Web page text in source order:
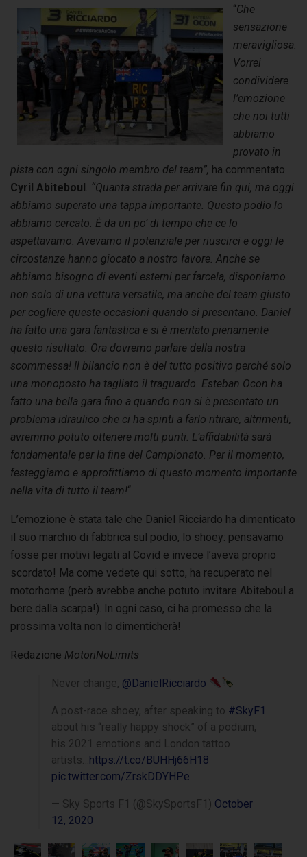
“Che
sensazione
meravigliosa.
Vorrei
condividere
l’emozione
che noi tutti
abbiamo
provato in
pista con ogni singolo membro del team”, ha commentato
Cyril Abiteboul . “Quanta strada per arrivare fin qui, ma oggi
abbiamo superato una tappa importante. Questo podio lo
abbiamo cercato. È da un po’ di tempo che ce lo
aspettavamo. Avevamo il potenziale per riuscirci e oggi le
circostanze hanno giocato a nostro favore. Anche se
abbiamo bisogno di eventi esterni per farcela, disponiamo
non solo di una vettura versatile, ma anche del team giusto
per cogliere queste occasioni quando si presentano. Daniel
ha fatto una gara fantastica e si è meritato pienamente
questo risultato. Ora dovremo parlare della nostra
scommessa! Il bilancio non è del tutto positivo perché solo
una monoposto ha tagliato il traguardo. Esteban Ocon ha
fatto una bella gara fino a quando non si è presentato un
problema idraulico che ci ha spinti a farlo ritirare, altrimenti,
avremmo potuto ottenere molti punti. L’affidabilità sarà
fondamentale per la fine del Campionato. Per il momento,
festeggiamo e approfittiamo di questo momento importante
nella vita di tutto il team!“.
L’emozione è stata tale che Daniel Ricciardo ha dimenticato
il suo marchio di fabbrica sul podio, lo shoey: pensavamo
fosse per motivi legati al Covid e invece l’aveva proprio
scordato! Ma come vedete qui sotto, ha recuperato nel
motorhome (però avrebbe anche potuto invitare Abiteboul a
bere dalla scarpa!). In ogni caso, ci ha promesso che la
prossima volta non lo dimenticherà!
Redazione MotoriNoLimits
Never change, @DanielRicciardo
A post-race shoey, after speaking to #SkyF1
about his “really happy shock” of a podium,
his 2021 emotions and London tattoo
artists… https://t.co/BUHHj66H18
pic.twitter.com/ZrskDDYHPe
— Sky Sports F1 (@SkySportsF1) October
12, 2020